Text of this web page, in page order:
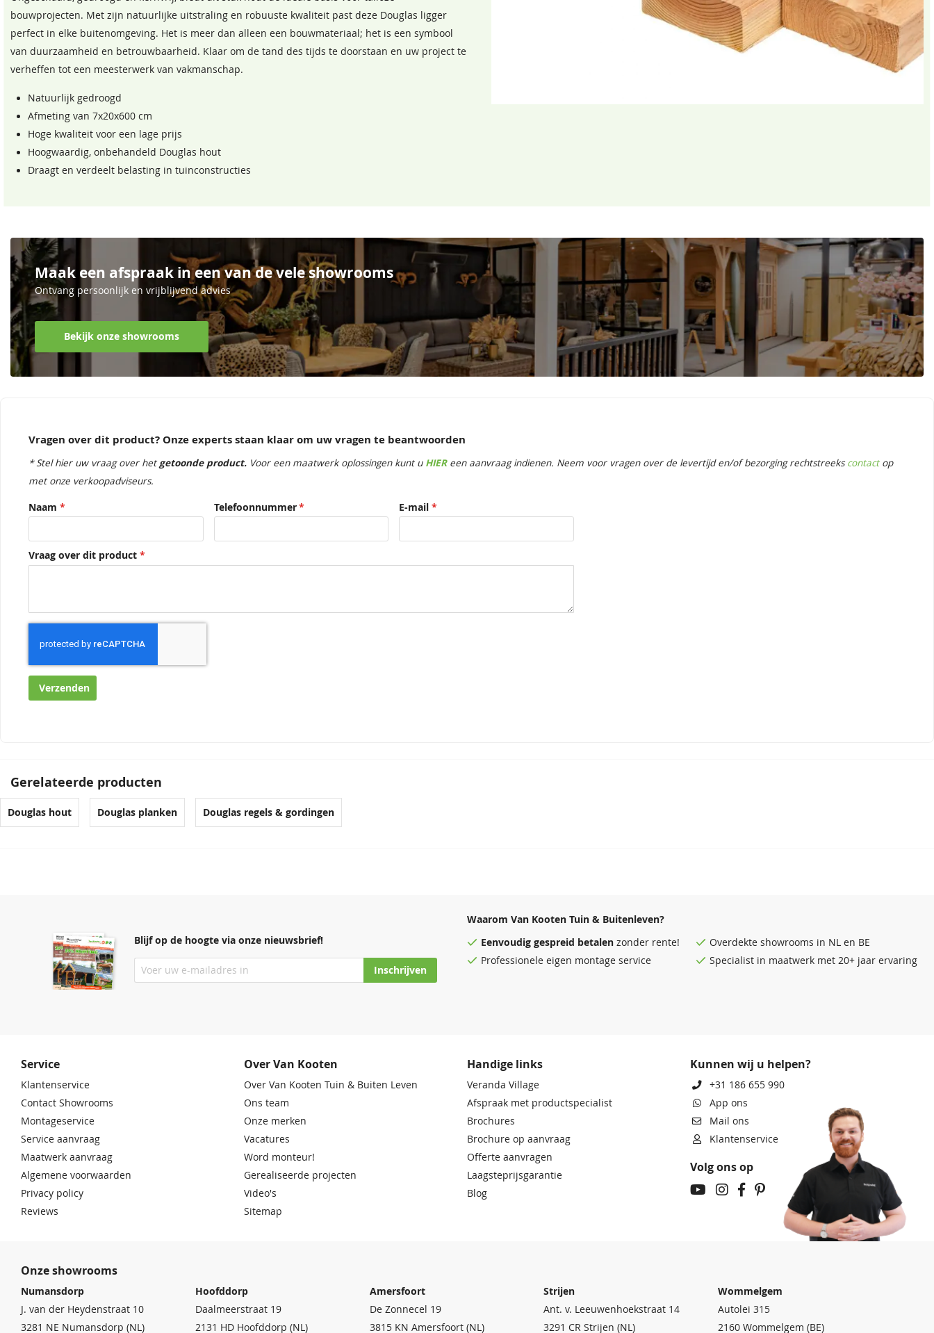
bouwprojecten. Met zijn natuurlijke uitstraling en robuuste kwaliteit past deze Douglas ligger
perfect in elke buitenomgeving. Het is meer dan alleen een bouwmateriaal; het is een symbool
van duurzaamheid en betrouwbaarheid. Klaar om de tand des tijds te doorstaan en uw project te
verheffen tot een meesterwerk van vakmanschap.
Natuurlijk gedroogd
Afmeting van 7x20x600 cm
Hoge kwaliteit voor een lage prijs
Hoogwaardig, onbehandeld Douglas hout
Draagt en verdeelt belasting in tuinconstructies
Maak een afspraak in een van de vele showrooms
Ontvang persoonlijk en vrijblijvend advies
Bekijk onze showrooms
Vragen over dit product? Onze experts staan klaar om uw vragen te beantwoorden
* Stel hier uw vraag over het getoonde product. Voor een maatwerk oplossingen kunt u HIEReen aanvraag indienen. Neem voor vragen over de levertijd en/of bezorging rechtstreekscontactop
met onze verkoopadviseurs.
Naam Telefoonnummer E-mail
Vraag over dit product
Verzenden
Gerelateerde producten
Douglas hout Douglas planken Douglas regels & gordingen
Blijf op de hoogte via onze nieuwsbrief!
Inschrijven
Waarom Van Kooten Tuin & Buitenleven?
Eenvoudig gespreid betalen zonder rente! Overdekte showrooms in NL en BE
Professionele eigen montage service
Specialist in maatwerk met 20+ jaar ervaring
Service
Klantenservice
Contact Showrooms
Montageservice
Service aanvraag
Maatwerk aanvraag
Algemene voorwaarden
Privacy policy
Reviews
Over Van Kooten
Over Van Kooten Tuin & Buiten Leven
Ons team
Onze merken
Vacatures
Word monteur!
Gerealiseerde projecten
Video's
Sitemap
Handige links
Veranda Village
Afspraak met productspecialist
Brochures
Brochure op aanvraag
Offerte aanvragen
Laagsteprijsgarantie
Blog
Kunnen wij u helpen?
+31 186 655 990
App ons
Mail ons
Klantenservice
Volg ons op
Onze showrooms
Numansdorp
J. van der Heydenstraat 10
3281 NE Numansdorp (NL)
Hoofddorp
Daalmeerstraat 19
2131 HD Hoofddorp (NL)
Amersfoort
De Zonnecel 19
3815 KN Amersfoort (NL)
Strijen
Ant. v. Leeuwenhoekstraat 14
3291 CR Strijen (NL)
Wommelgem
Autolei 315
2160 Wommelgem (BE)